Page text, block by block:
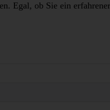
Egal, ob Sie ein